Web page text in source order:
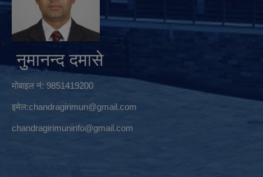
नुमानन्द दमासे
मोबाइल नं: 9851419200
इमेल:chandragirimun@gmail.com
chandragirimuninfo@gmail.com